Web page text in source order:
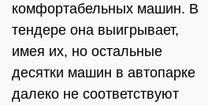
комфортабельных машин. В
тендере она выигрывает,
имея их, но остальные
десятки машин в автопарке
далеко не соответствуют